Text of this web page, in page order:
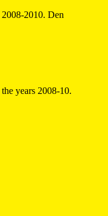
2008-2010. Den
years 2008-10.